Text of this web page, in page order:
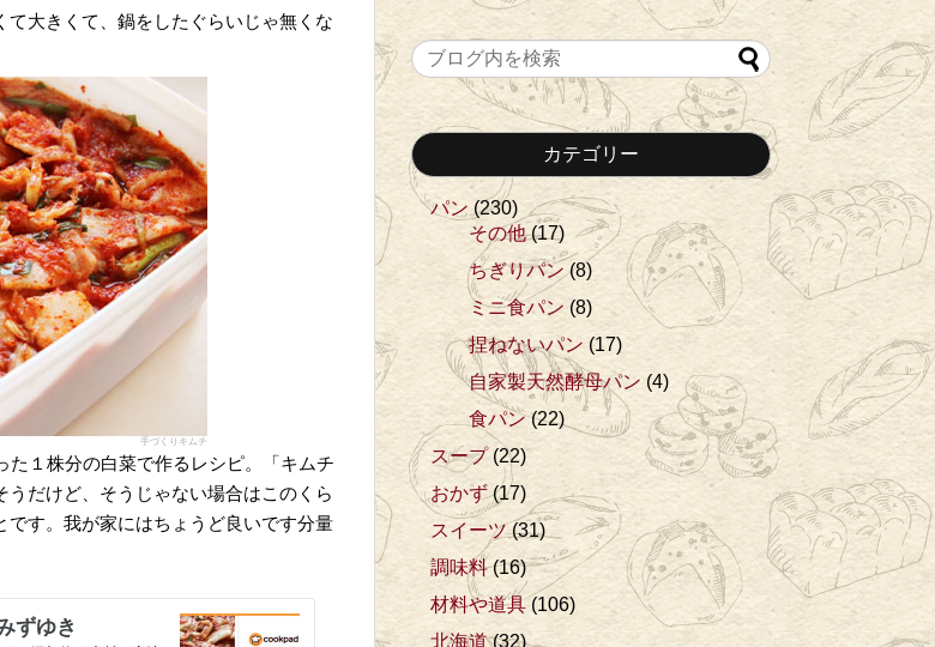
大きくて、鍋をしたぐらいじゃ無くな
手づくりキムチ
１株分の白菜で作るレシピ。「キムチ
だけど、そうじゃない場合はこのくら
す。我が家にはちょうど良いです分量
カテゴリー
パン (230)
その他(17)
ちぎりパン(8)
ミニ食パン (8)
捏ねないパン (17)
自家製天然酵母パン (4)
食パン(22)
スープ(22)
おかず(17)
スイーツ(31)
調味料(16)
材料や道具(106)
北海道(32)